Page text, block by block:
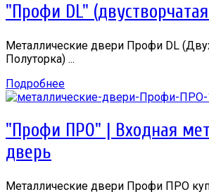
"Профи DL"
Металлические двери Профи DL
Полуторка) ...
Подробнее
"Профи ПРО" | Входная
дверь
Металлические двери Профи ПРО